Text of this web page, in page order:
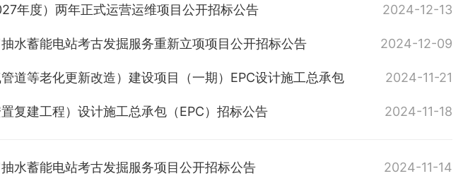
年度）两年正式运营运维项目公开招标公告 2024-12-13
水蓄能电站考古发掘服务重新立项项目公开招标公告 2024-12-09
道等老化更新改造）建设项目（一期）EPC设计施工总承包 2024-11-21
复建工程）设计施工总承包（EPC）招标公告 2024-11-18
水蓄能电站考古发掘服务项目公开招标公告 2024-11-14